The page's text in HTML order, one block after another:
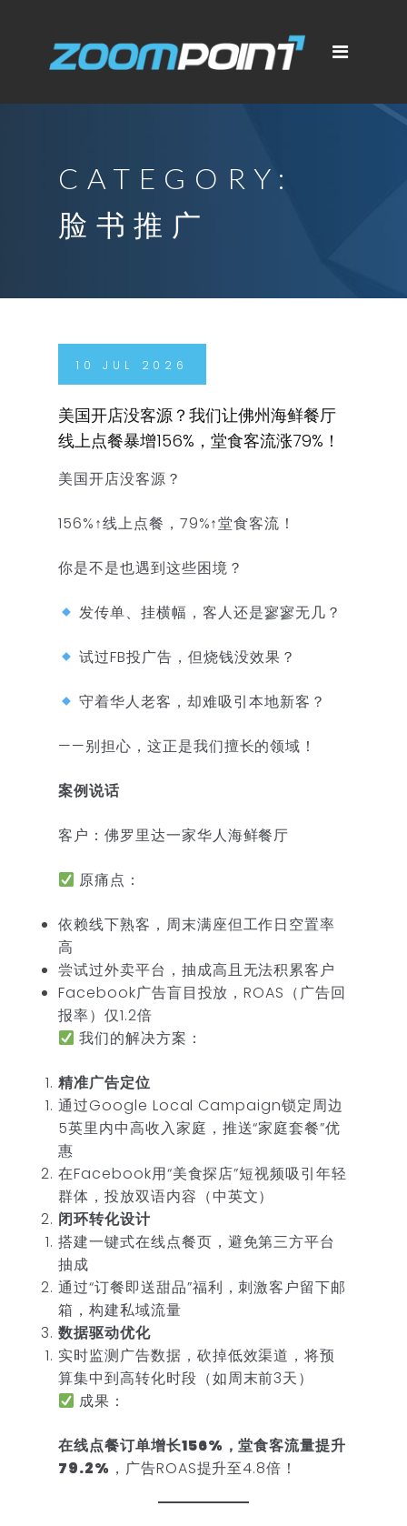
CATEGORY:
脸书推广
10 JUL 2026
美国开店没客源？我们让佛州海鲜餐厅
线上点餐暴增156%，堂食客流涨79%！
美国开店没客源？
156%↑线上点餐，79%↑堂食客流！
你是不是也遇到这些困境？
发传单、挂横幅，客人还是寥寥无几？
试过FB投广告，但烧钱没效果？
守着华人老客，却难吸引本地新客？
——别担心，这正是我们擅长的领域！
案例说话
客户：佛罗里达一家华人海鲜餐厅
原痛点：
依赖线下熟客，周末满座但工作日空置率
高
尝试过外卖平台，抽成高且无法积累客户
Facebook广告盲目投放，ROAS（广告回
报率）仅1.2倍
我们的解决方案：
精准广告定位
通过Google Local Campaign锁定周边
5英里内中高收入家庭，推送“家庭套餐”优
惠
在Facebook用“美食探店”短视频吸引年轻
群体，投放双语内容（中英文）
闭环转化设计
搭建一键式在线点餐页，避免第三方平台
抽成
通过“订餐即送甜品”福利，刺激客户留下邮
箱，构建私域流量
数据驱动优化
实时监测广告数据，砍掉低效渠道，将预
算集中到高转化时段（如周末前3天）
成果：
在线点餐订单增长156%，堂食客流量提升
79.2% ，广告ROAS提升至4.8倍！